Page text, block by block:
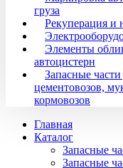
груза
Рекуперация и
Элементы
автоцистерн
Запасные части
цементовозов,
кормовозов
Главная
Каталог
Запасные
Запасные